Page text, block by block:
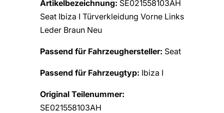
Artikelbezeichnung: SE021558103AH
Seat Ibiza I Türverkleidung Vorne Links
Leder Braun Neu
Passend für Fahrzeughersteller: Seat
Passend für Fahrzeugtyp: Ibiza I
Original Teilenummer:
SE021558103AH